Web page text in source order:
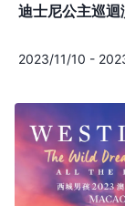
迪士尼公主巡迴
2023/11/10 -